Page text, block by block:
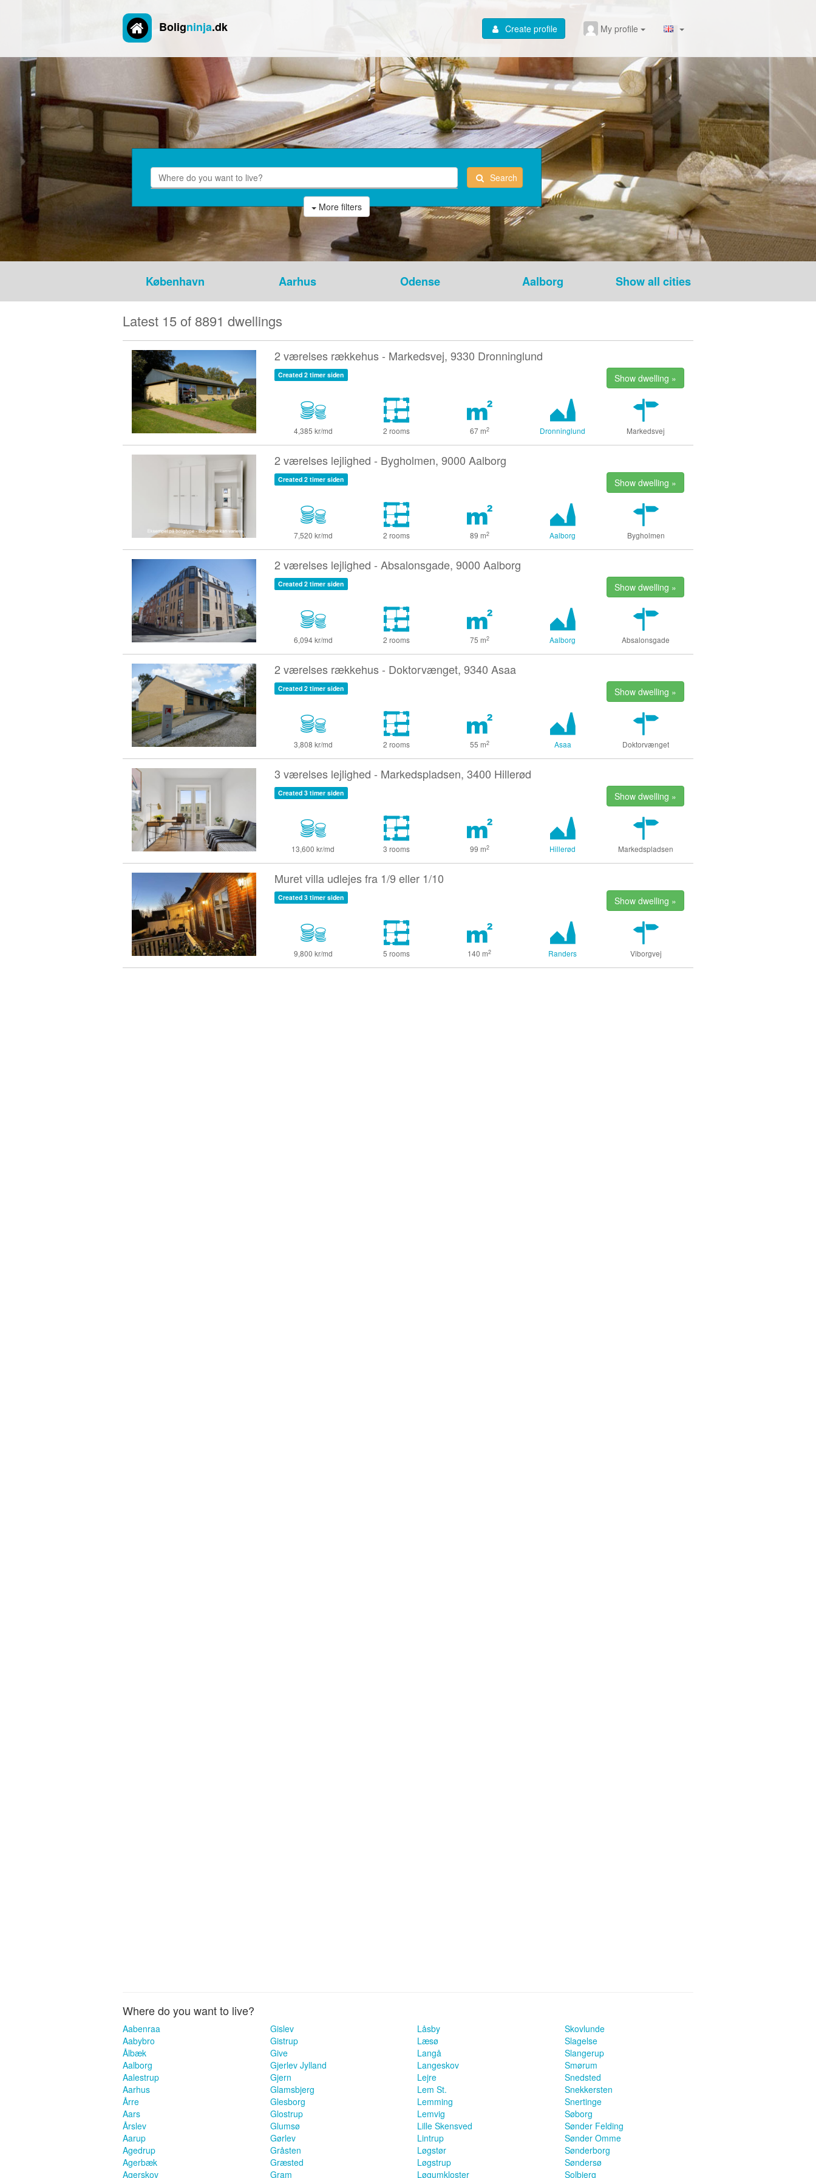
Boligninja.dk Create profile My profile
Search
More filters
København Aarhus Odense Aalborg Show all cities
Latest 15 of 8891 dwellings
2 værelses rækkehus - Markedsvej, 9330 Dronninglund
Show dwelling »
Created 2 timer siden
4,385 kr/md 2 rooms 67m2 Dronninglund Markedsvej
2 værelses lejlighed - Bygholmen, 9000 Aalborg
Show dwelling »
Created 2 timer siden
7,520 kr/md 2 rooms 89 m2 Aalborg Bygholmen
2 værelses lejlighed - Absalonsgade, 9000 Aalborg
Show dwelling »
Created 2 timer siden
6,094 kr/md 2 rooms 75 m2 Aalborg Absalonsgade
2 værelses rækkehus - Doktorvænget, 9340 Asaa
Show dwelling »
Created 2 timer siden
3,808 kr/md 2 rooms 55 m2 Asaa Doktorvænget
3 værelses lejlighed - Markedspladsen, 3400 Hillerød
Show dwelling »
Created 3 timer siden
13,600 kr/md 3 rooms 99 m2 Hillerød Markedspladsen
Muret villa udlejes fra 1/9 eller 1/10
Show dwelling »
Created 3 timer siden
9,800 kr/md 5 rooms 140 m2 Randers Viborgvej
Where do you want to live?
Aabenraa
Aabybro
Ålbæk
Aalborg
Aalestrup
Aarhus
Årre
Aars
Årslev
Aarup
Agedrup
Agerbæk
Agerskov
Gislev
Gistrup
Give
Gjerlev Jylland
Gjern
Glamsbjerg
Glesborg
Glostrup
Glumsø
Gørlev
Gråsten
Græsted
Gram
Låsby
Læsø
Langå
Langeskov
Lejre
Lem St.
Lemming
Lemvig
Lille Skensved
Lintrup
Løgstør
Løgstrup
Løgumkloster
Skovlunde
Slagelse
Slangerup
Smørum
Snedsted
Snekkersten
Snertinge
Søborg
Sønder Felding
Sønder Omme
Sønderborg
Søndersø
Solbjerg